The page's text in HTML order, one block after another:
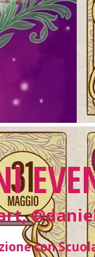
con